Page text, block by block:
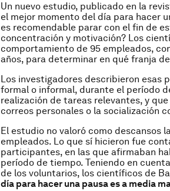
Un nuevo estudio, publicado en la
el mejor momento del día para hacer
es recomendable parar con el fin de
concentración y motivación? Los
comportamiento de 95 empleados,
años, para determinar en qué franja
Los investigadores describieron esas
formal o informal, durante el período
realización de tareas relevantes, y
correos personales o la socialización
El estudio no valoró como descansos
empleados. Lo que sí hicieron fue
participantes, en las que afirmaban
período de tiempo. Teniendo en
de los voluntarios, los científicos de
día para hacer una pausa es a media